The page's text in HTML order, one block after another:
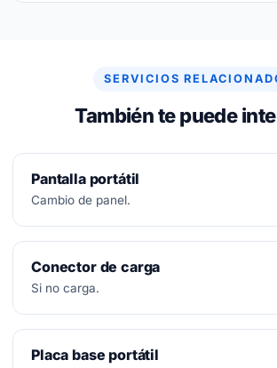
SERVICIOS
También te puede
Pantalla portátil
Cambio de panel.
Conector de carga
Si no carga.
Placa base portátil